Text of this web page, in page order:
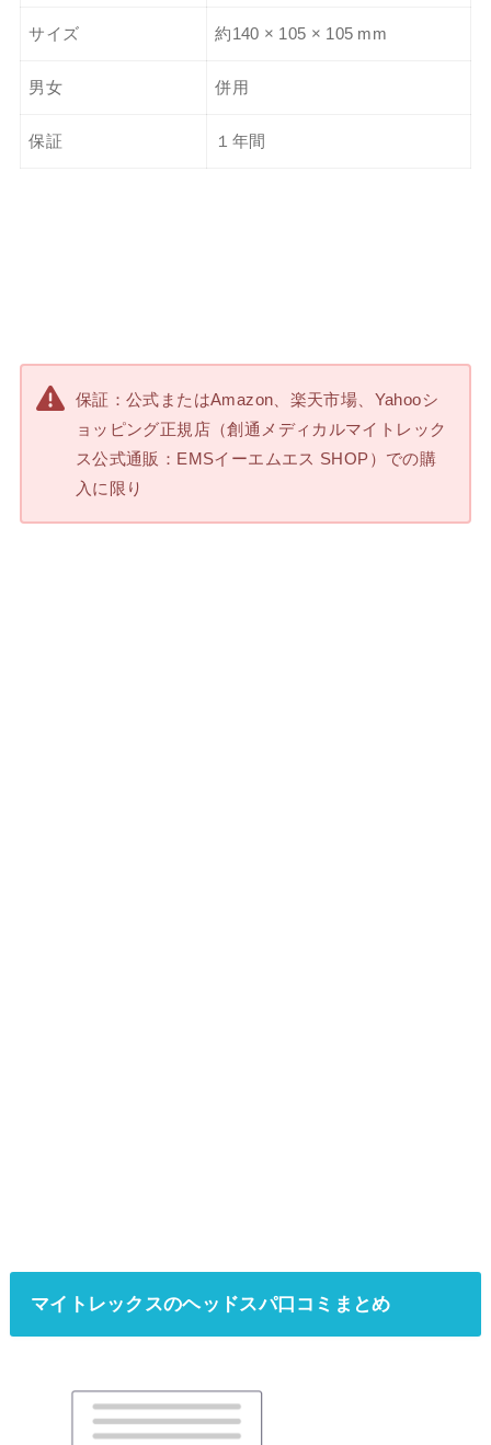
サイズ 約140 × 105 × 105 mm
男女 併用
保証 １年間
保証：公式またはAmazon、楽天市場、Yahooシ
ョッピング正規店（創通メディカルマイトレック
ス公式通販：EMSイーエムエス SHOP）での購
入に限り
マイトレックスのヘッドスパ口コミまとめ